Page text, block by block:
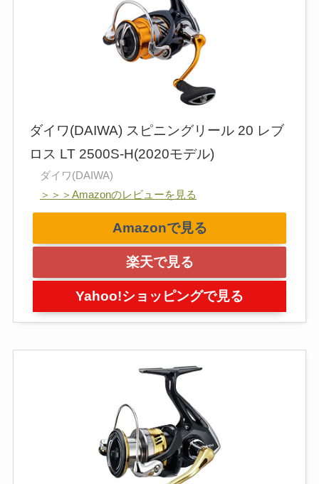
ダイワ(DAIWA) スピニングリール 20 レブ
ロス LT 2500S-H(2020モデル)
ダイワ(DAIWA)
＞＞＞Amazonのレビューを見る
Amazonで見る
楽天で見る
Yahoo!ショッピングで見る